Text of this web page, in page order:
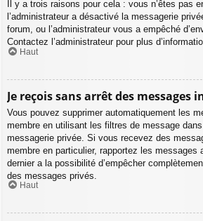
Il y a trois raisons pour cela : vous n’êtes pas
l’administrateur a désactivé la messagerie
forum, ou l’administrateur vous a empêché
Contactez l’administrateur pour plus
Haut
Je reçois sans arrêt des messages
Vous pouvez supprimer automatiquement les
membre en utilisant les filtres de message
messagerie privée. Si vous recevez des
membre en particulier, rapportez les messages
dernier a la possibilité d’empêcher
des messages privés.
Haut